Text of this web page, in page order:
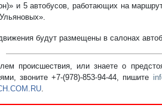
и 5 автобусов, работающих на
будут размещены в салонах
происшествия, или знаете о
звоните +7-(978)-853-94-44, пишите
.